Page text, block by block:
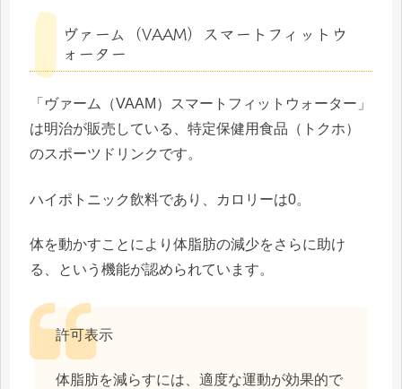
ヴァーム（VAAM）スマートフィットウ
ォーター
「ヴァーム（VAAM）スマートフィットウォーター」
は明治が販売している、特定保健用食品（トクホ）
のスポーツドリンクです。
ハイポトニック飲料であり、カロリーは0。
体を動かすことにより体脂肪の減少をさらに助け
る、という機能が認められています。
許可表示
体脂肪を減らすには、適度な運動が効果的で